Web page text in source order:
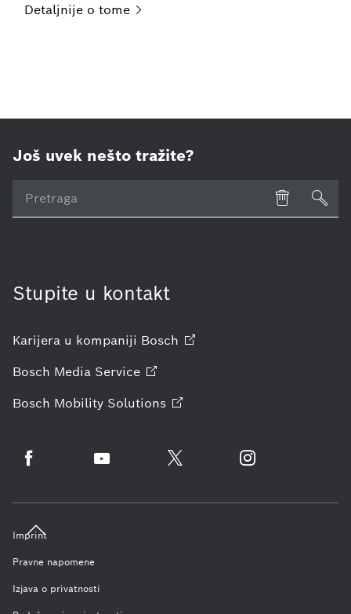
Detaljnije o tome
Još uvek nešto tražite?
Stupite u kontakt
Karijera u kompaniji Bosch
Bosch Media Service
Bosch Mobility Solutions
Imprint
Pravne napomene
Izjava o privatnosti